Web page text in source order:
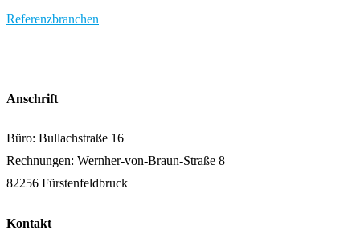
Referenzbranchen
Anschrift
Büro: Bullachstraße 16
Rechnungen: Wernher-von-Braun-Straße 8
82256 Fürstenfeldbruck
Kontakt